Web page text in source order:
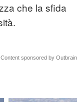
che la sfida
Content sponsored by Outbrain